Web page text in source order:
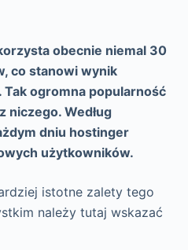
obecnie niemal 30
co stanowi wynik
Tak ogromna popularność
niczego. Według
dniu hostinger
użytkowników.
istotne zalety tego
należy tutaj wskazać